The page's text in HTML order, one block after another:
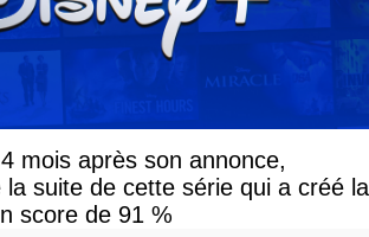
mois après son annonce,
la suite de cette série qui a créé la
score de 91 %